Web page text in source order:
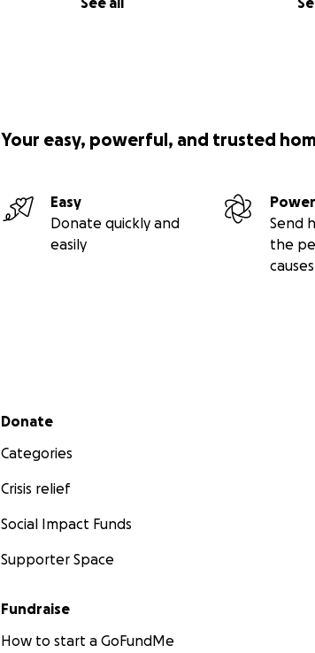
Your easy, powerful, and trusted
Easy
Donate quickly and
easily
Send
the
Secondary menu
Donate
Categories
Crisis relief
Social Impact Funds
Supporter Space
Fundraise
How to start a GoFundMe